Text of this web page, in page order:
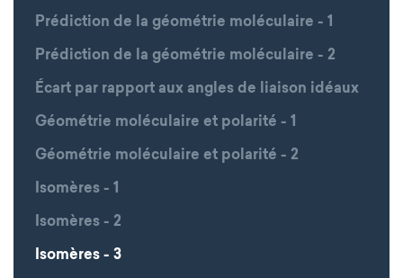
Prédiction de la géométrie moléculaire - 1
Prédiction de la géométrie moléculaire - 2
Écart par rapport aux angles de liaison idéaux
Géométrie moléculaire et polarité - 1
Géométrie moléculaire et polarité - 2
Isomères - 1
Isomères - 2
Isomères - 3